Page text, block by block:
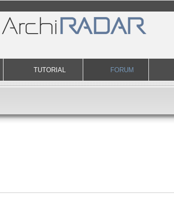
TUTORIAL FORUM